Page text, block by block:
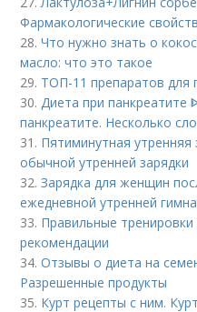
Фармакологические
28.Что нужно знать о
масло: что это такое
29. ТОП-11 препаратов для
30.Диета при
панкреатите. Несколько
31. Пятиминутная утренняя
обычной утренней зарядки
32.Зарядка для женщин
ежедневной утренней
33. Правильные
рекомендации
34.Отзывы о диета на
Разрешенные продукты
35. Курт рецепты с ним. Курт